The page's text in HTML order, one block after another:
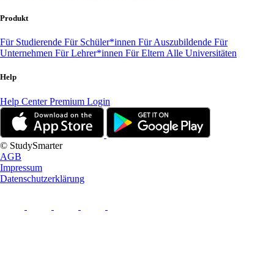
Produkt
Für Studierende Für Schüler*innen Für Auszubildende Für
Unternehmen Für Lehrer*innen Für Eltern Alle Universitäten
Help
Help CenterPremium Login
© StudySmarter
AGB
Impressum
Datenschutzerklärung